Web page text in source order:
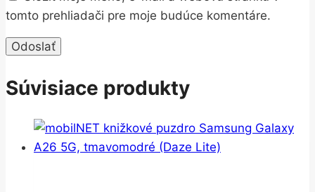
tomto prehliadači pre moje budúce komentáre.
Súvisiace produkty